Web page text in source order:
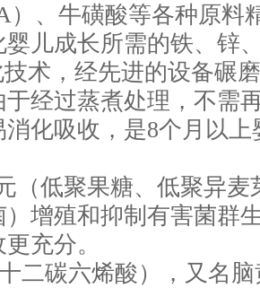
）、牛磺酸等各种原料
婴儿成长所需的铁、锌
术，经先进的设备碾
经过蒸煮处理，不需
化吸收，是8个月以
（低聚果糖、低聚异麦
增殖和抑制有害菌群
充分。
二碳六烯酸），又名